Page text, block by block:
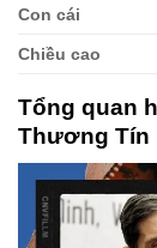
Con cái
Chiều cao
Tổng quan
Thương Tín